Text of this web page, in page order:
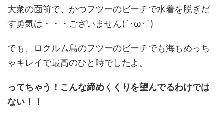
大衆の面前で、かつフツーのビーチで水着を脱ぎだ
す勇気は・・・ございません(´･ω･`)
でも、ロクルム島のフツーのビーチでも海もめっち
ゃキレイで最高のひと時でしたよ。
ってちゃう！こんな締めくくりを望んでるわけでは
ない！！